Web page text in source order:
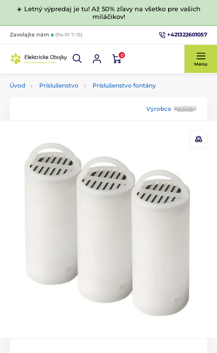
☀️ Letný výpredaj je tu! Až 50% zľavy na všetko pre vašich
miláčikov!
Zavolajte nám (Po-Pi 7-15) +421322601057
0
Menu
Úvod Príslušenstvo Príslušenstvo fontány
Výrobca